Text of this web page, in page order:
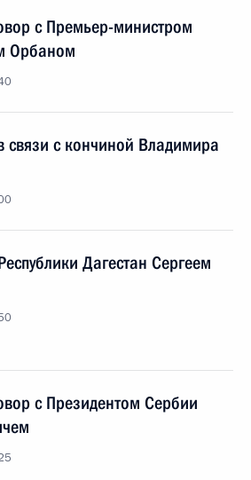
с Премьер-министром
Орбаном
связи с кончиной Владимира
Дагестан Сергеем
с Президентом Сербии